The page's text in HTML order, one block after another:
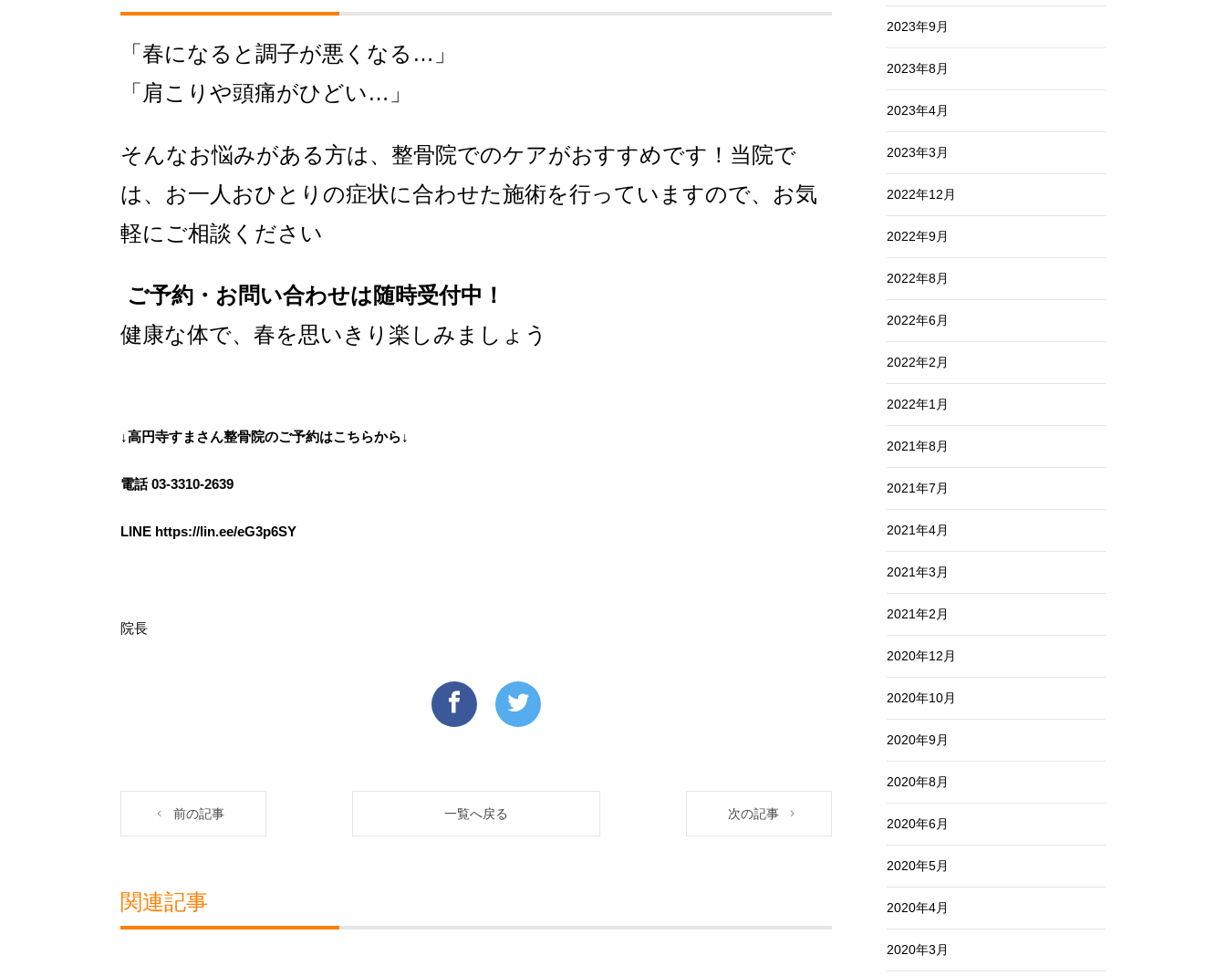
「春になると調子が悪くなる…」
「肩こりや頭痛がひどい…」
そんなお悩みがある方は、整骨院でのケアがおすすめです！当院で
は、お一人おひとりの症状に合わせた施術を行っていますので、お気
軽にご相談ください
ご予約・お問い合わせは随時受付中！
健康な体で、春を思いきり楽しみましょう
↓高円寺すまさん整骨院のご予約はこちらから↓
電話 03-3310-2639
LINE https://lin.ee/eG3p6SY
院長
前の記事 次の記事
一覧へ戻る
関連記事
2023年9月
2023年8月
2023年4月
2023年3月
2022年12月
2022年9月
2022年8月
2022年6月
2022年2月
2022年1月
2021年8月
2021年7月
2021年4月
2021年3月
2021年2月
2020年12月
2020年10月
2020年9月
2020年8月
2020年6月
2020年5月
2020年4月
2020年3月